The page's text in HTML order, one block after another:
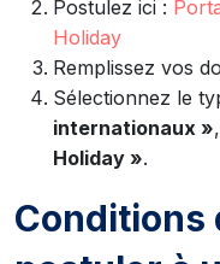
Postulez ici :
Holiday
Remplissez vos
Sélectionnez le
internationaux »
Holiday ».
Conditions